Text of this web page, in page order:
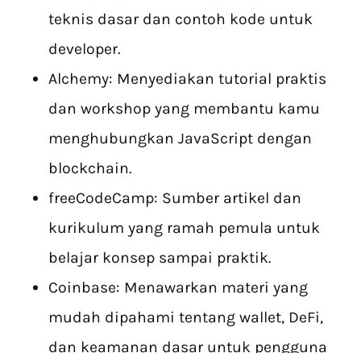
teknis dasar dan contoh kode untuk
developer.
Alchemy: Menyediakan tutorial praktis
dan workshop yang membantu kamu
menghubungkan JavaScript dengan
blockchain.
freeCodeCamp: Sumber artikel dan
kurikulum yang ramah pemula untuk
belajar konsep sampai praktik.
Coinbase: Menawarkan materi yang
mudah dipahami tentang wallet, DeFi,
dan keamanan dasar untuk pengguna